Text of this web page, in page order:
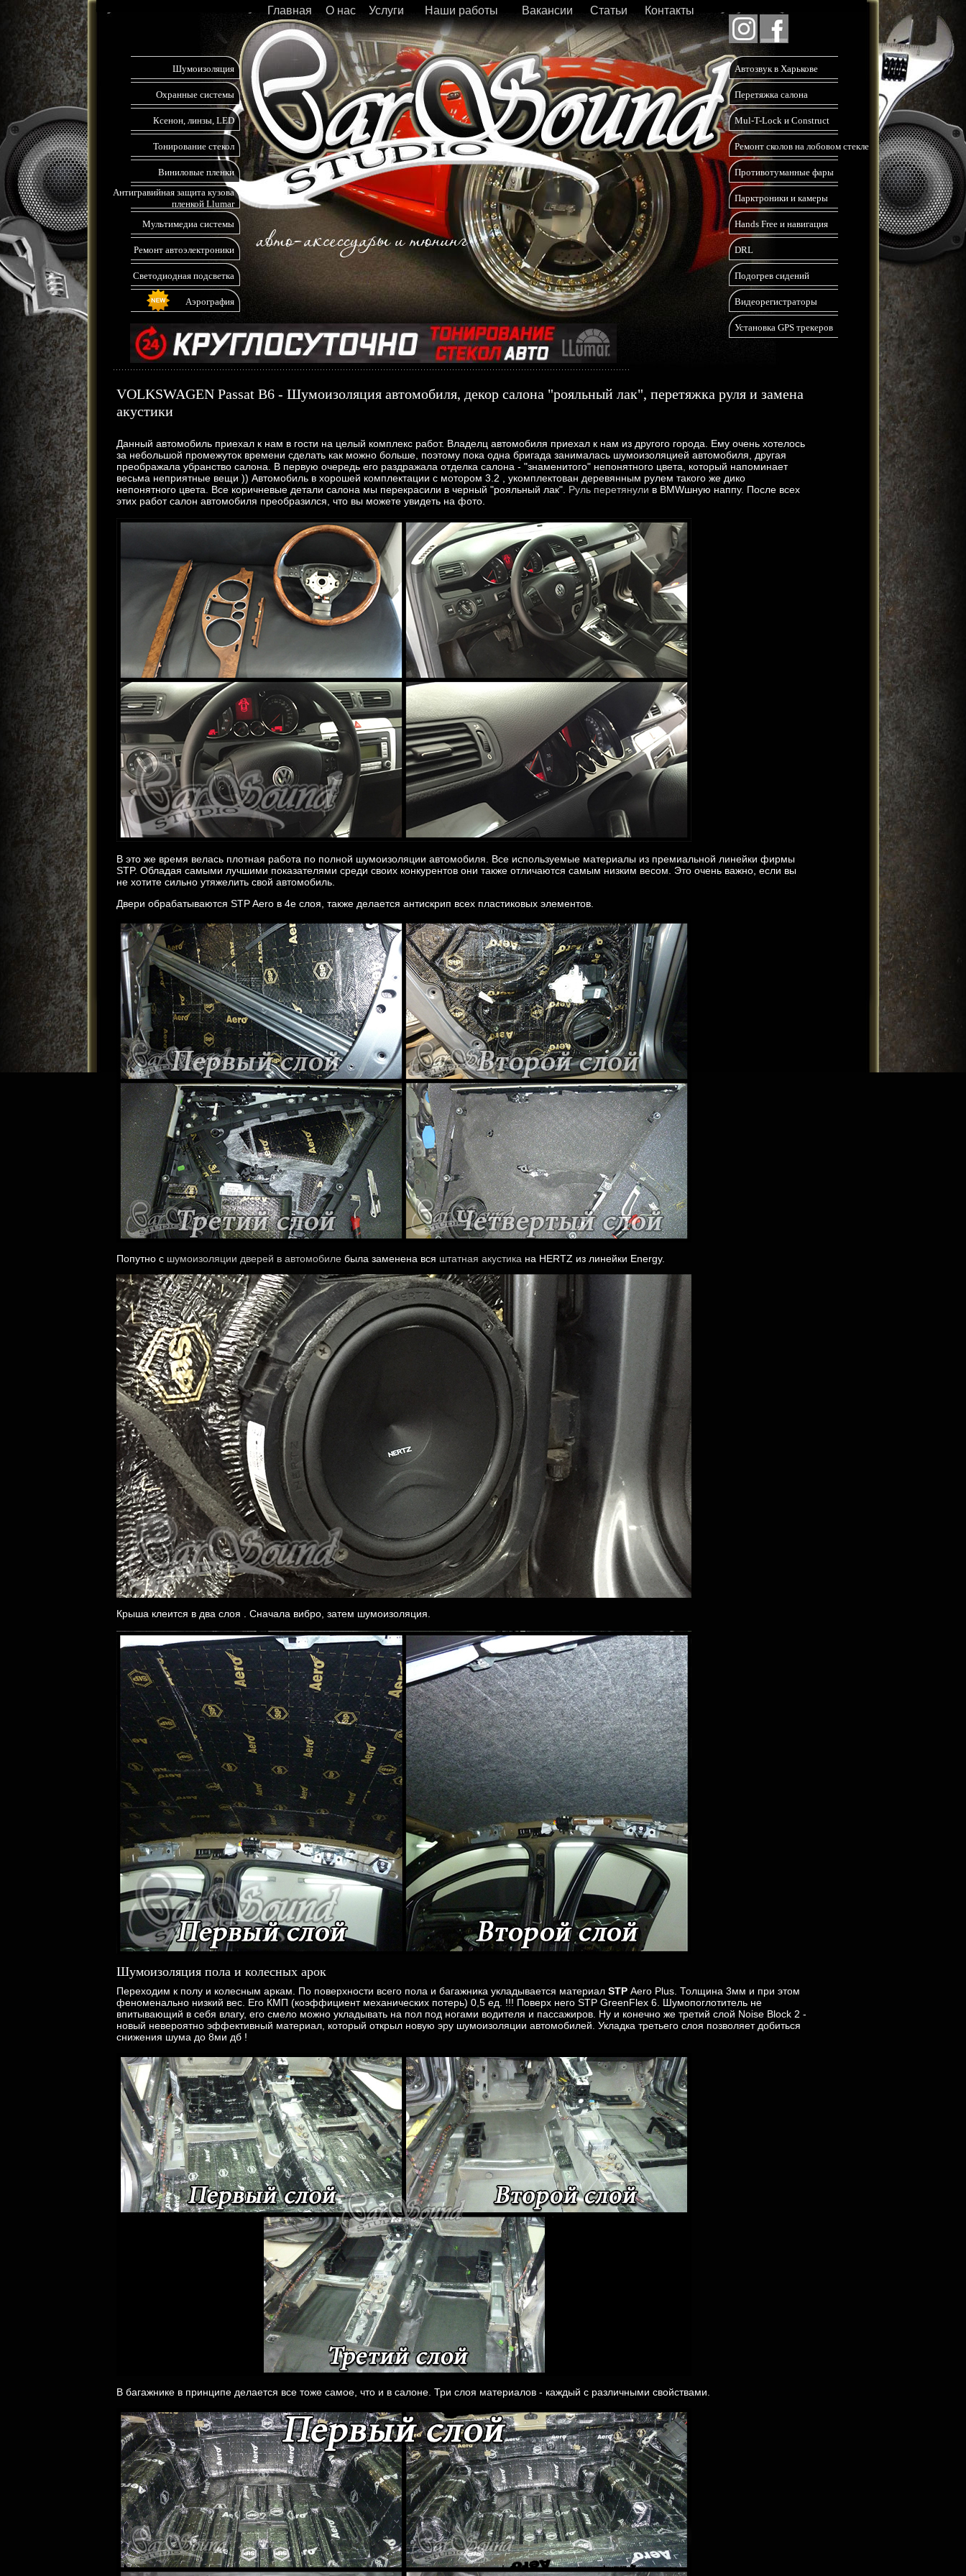
Шумоизоляция
Охранные системы
Ксенон, линзы, LED
Тонирование стекол
Виниловые пленки
Антигравийная защита кузова
пленкой Llumar
Мультимедиа системы
Ремонт автоэлектроники
Светодиодная подсветка
Аэрография
Автозвук в Харькове
Перетяжка салона
Mul-T-Lock и Construct
Ремонт сколов на лобовом стекле
Противотуманные фары
Парктроники и камеры
Hands Free и навигация
DRL
Подогрев сидений
Видеорегистраторы
Установка GPS трекеров
Главная О нас Услуги Наши работы Вакансии Статьи Контакты
VOLKSWAGEN Passat B6 - Шумоизоляция автомобиля, декор салона "рояльный лак", перетяжка руля и замена
акустики
Данный автомобиль приехал к нам в гости на целый комплекс работ. Владелц автомобиля приехал к нам из другого города. Ему очень хотелось
за небольшой промежуток времени сделать как можно больше, поэтому пока одна бригада занималась шумоизоляцией автомобиля, другая
преображала убранство салона. В первую очередь его раздражала отделка салона - "знаменитого" непонятного цвета, который напоминает
весьма неприятные вещи )) Автомобиль в хорошей комплектации с мотором 3.2 , укомплектован деревянным рулем такого же дико
непонятного цвета. Все коричневые детали салона мы перекрасили в черный "рояльный лак". Руль перетянули в BMWшную наппу. После всех
этих работ салон автомобиля преобразился, что вы можете увидеть на фото.
В это же время велась плотная работа по полной шумоизоляции автомобиля. Все используемые материалы из премиальной линейки фирмы
STP. Обладая самыми лучшими показателями среди своих конкурентов они также отличаются самым низким весом. Это очень важно, если вы
не хотите сильно утяжелить свой автомобиль.
Двери обрабатываются STP Aero в 4е слоя, также делается антискрип всех пластиковых элементов.
Попутно с шумоизоляции дверей в автомобиле была заменена вся штатная акустика на HERTZ из линейки Energy.
Крыша клеится в два слоя . Сначала вибро, затем шумоизоляция.
Шумоизоляция пола и колесных арок
Переходим к полу и колесным аркам. По поверхности всего пола и багажника укладывается материал STP Aero Plus. Толщина 3мм и при этом
феноменально низкий вес. Его КМП (коэффициент механических потерь) 0,5 ед. !!! Поверх него STP GreenFlex 6. Шумопоглотитель не
впитывающий в себя влагу, его смело можно укладывать на пол под ногами водителя и пассажиров. Ну и конечно же третий слой Noise Block 2 -
новый невероятно эффективный материал, который открыл новую эру шумоизоляции автомобилей. Укладка третьего слоя позволяет добиться
снижения шума до 8ми дб !
В багажнике в принципе делается все тоже самое, что и в салоне. Три слоя материалов - каждый с различными свойствами.